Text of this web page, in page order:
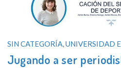
SIN CATEGORÍA,UNIVERSIDAD
Jugando a ser